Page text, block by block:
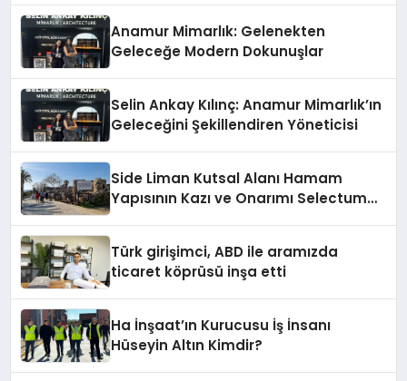
Anamur Mimarlık: Gelenekten
Geleceğe Modern Dokunuşlar
Selin Ankay Kılınç: Anamur Mimarlık’ın
Geleceğini Şekillendiren Yöneticisi
Side Liman Kutsal Alanı Hamam
Yapısının Kazı ve Onarımı Selectum
Türk girişimci, ABD ile aramızda
ticaret köprüsü inşa etti
Ha İnşaat’ın Kurucusu İş İnsanı
Hüseyin Altın Kimdir?